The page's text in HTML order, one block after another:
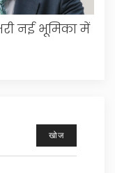
नई भूमिका में
खोज